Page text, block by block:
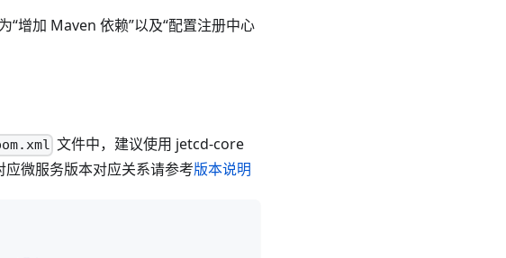
增加 Maven 依赖”以及“配置注册中心
文件中，建议使用 jetcd-core
应微服务版本对应关系请参考版本说明